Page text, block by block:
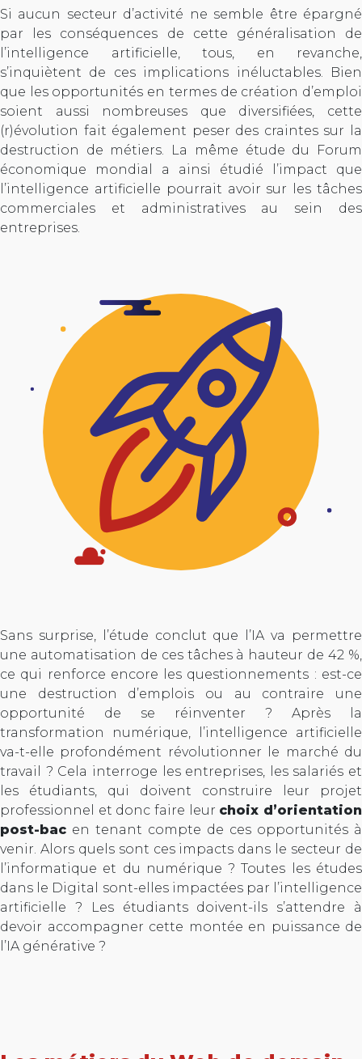
Si aucun secteur d’activité ne semble être épargné
par les conséquences de cette généralisation de
l’intelligence artificielle, tous, en revanche,
s’inquiètent de ces implications inéluctables. Bien
que les opportunités en termes de création d’emploi
soient aussi nombreuses que diversifiées, cette
(r)évolution fait également peser des craintes sur la
destruction de métiers. La même étude du Forum
économique mondial a ainsi étudié l’impact que
l’intelligence artificielle pourrait avoir sur les tâches
commerciales et administratives au sein des
entreprises.
Sans surprise, l’étude conclut que l’IA va permettre
une automatisation de ces tâches à hauteur de 42 %,
ce qui renforce encore les questionnements : est-ce
une destruction d’emplois ou au contraire une
opportunité de se réinventer ? Après la
transformation numérique, l’intelligence artificielle
va-t-elle profondément révolutionner le marché du
travail ? Cela interroge les entreprises, les salariés et
les étudiants, qui doivent construire leur projet
professionnel et donc faire leur choix d’orientation
post-bac en tenant compte de ces opportunités à
venir. Alors quels sont ces impacts dans le secteur de
l’informatique et du numérique ? Toutes les études
dans le Digital sont-elles impactées par l’intelligence
artificielle ? Les étudiants doivent-ils s’attendre à
devoir accompagner cette montée en puissance de
l’IA générative ?